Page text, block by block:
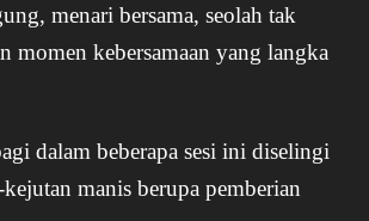
menari bersama, seolah tak
momen kebersamaan yang langka
dalam beberapa sesi ini diselingi
manis berupa pemberian